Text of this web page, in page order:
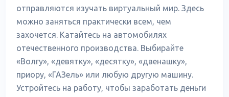
отправляются изучать виртуальный мир. Здесь
можно заняться практически всем, чем
захочется. Катайтесь на автомобилях
отечественного производства. Выбирайте
«Волгу», «девятку», «десятку», «двенашку»,
приору, «ГАЗель» или любую другую машину.
Устройтесь на работу, чтобы заработать деньги